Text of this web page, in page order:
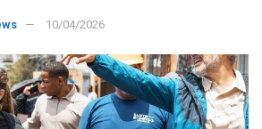
10/04/2026